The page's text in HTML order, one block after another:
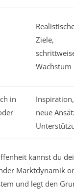
Ziele,
Wachstum
in
Inspiration,
neue
kannst du
Marktdynamik
und legt den